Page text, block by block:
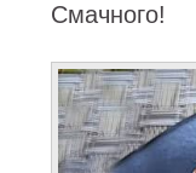
Смачного!